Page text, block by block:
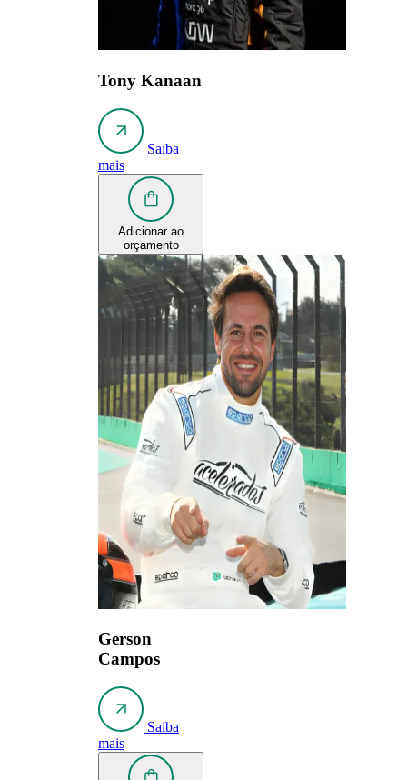
Tony Kanaan
Saiba
mais
Adicionar ao
orçamento
Gerson
Campos
Saiba
mais